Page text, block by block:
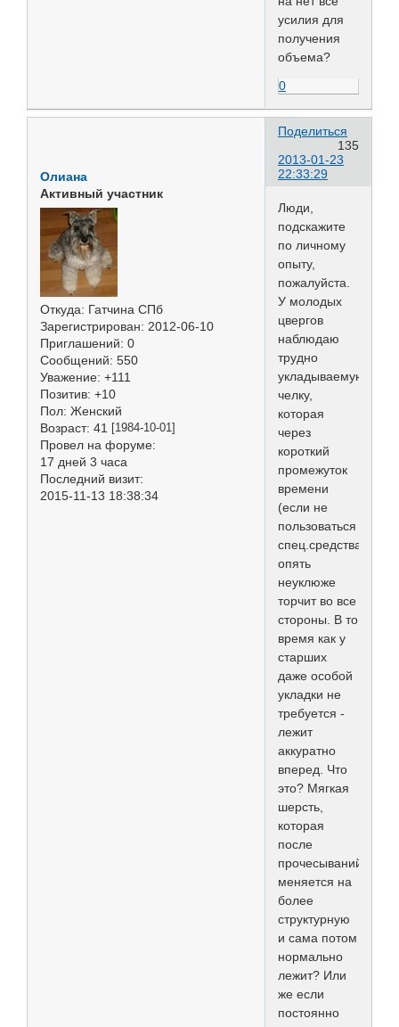
усилия для
получения
объема?
0
Поделиться
135
2013-01-23
22:33:29
Олиана
Активный участник
Откуда: Гатчина СПб
Зарегистрирован: 2012-06-10
Приглашений: 0
Сообщений: 550
Уважение: +111
Позитив: +10
Пол: Женский
Возраст: 41 [1984-10-01]
Провел на форуме:
17 дней 3 часа
Последний визит:
2015-11-13 18:38:34
Люди,
подскажите
по личному
опыту,
пожалуйста.
У молодых
цвергов
наблюдаю
трудно
укладываемую
челку,
которая
через
короткий
промежуток
времени
(если не
пользоваться
спец.средствами)
опять
неуклюже
торчит во все
стороны. В то
время как у
старших
даже особой
укладки не
требуется -
лежит
аккуратно
вперед. Что
это? Мягкая
шерсть,
которая
после
прочесываний
меняется на
более
структурную
и сама потом
нормально
лежит? Или
же если
постоянно